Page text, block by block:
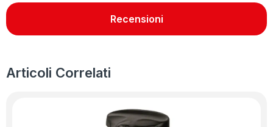
Recensioni
Articoli Correlati